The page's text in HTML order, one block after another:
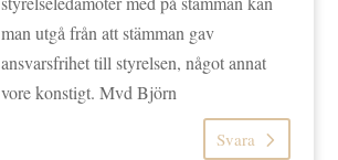
man utgå från att stämman gav
ansvarsfrihet till styrelsen, något annat
vore konstigt. Mvd Björn
Svara